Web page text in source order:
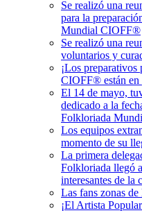
Se realizó una
para la
Mundial CIOFF®️
Se realizó una
voluntarios y
¡Los
CIOFF® están en
El 14 de mayo,
dedicado a la
Folkloriada
Los equipos
momento de su
La primera
Folkloriada llegó
interesantes de la
Las fans zonas
¡El Artista